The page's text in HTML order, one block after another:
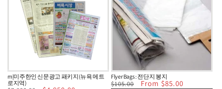
i
o
n
:
m|미주한인 신문광고 패키지(뉴욕 메트
로지역)
Flyer Bags : 전단지 봉지
Regular
$105.00 Sale
From $85.00